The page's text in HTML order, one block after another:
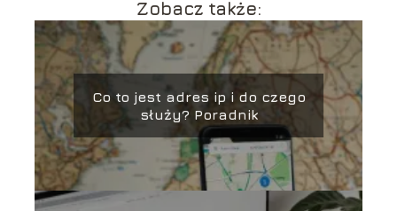
Zobacz także:
Co to jest adres ip i do czego
służy? Poradnik